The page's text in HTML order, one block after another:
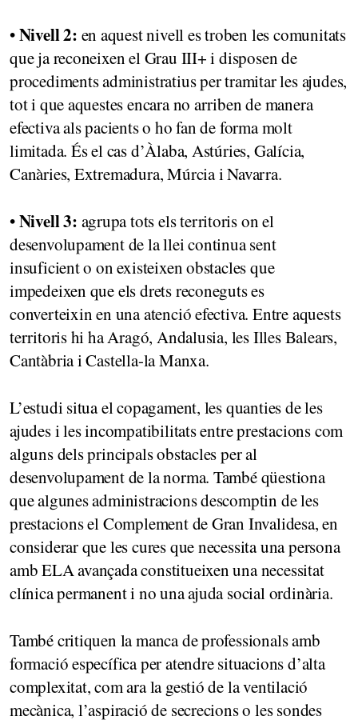
•Nivell 2: en aquest nivell es troben les comunitats
que ja reconeixen el Grau III+ i disposen de
procediments administratius per tramitar les ajudes,
tot i que aquestes encara no arriben de manera
efectiva als pacients o ho fan de forma molt
limitada. És el cas d’Àlaba, Astúries, Galícia,
Canàries, Extremadura, Múrcia i Navarra.
•Nivell 3: agrupa tots els territoris on el
desenvolupament de la llei continua sent
insuficient o on existeixen obstacles que
impedeixen que els drets reconeguts es
converteixin en una atenció efectiva. Entre aquests
territoris hi ha Aragó, Andalusia, les Illes Balears,
Cantàbria i Castella-la Manxa.
L’estudi situa el copagament, les quanties de les
ajudes i les incompatibilitats entre prestacions com
alguns dels principals obstacles per al
desenvolupament de la norma. També qüestiona
que algunes administracions descomptin de les
prestacions el Complement de Gran Invalidesa, en
considerar que les cures que necessita una persona
amb ELA avançada constitueixen una necessitat
clínica permanent i no una ajuda social ordinària.
També critiquen la manca de professionals amb
formació específica per atendre situacions d’alta
complexitat, com ara la gestió de la ventilació
mecànica, l’aspiració de secrecions o les sondes